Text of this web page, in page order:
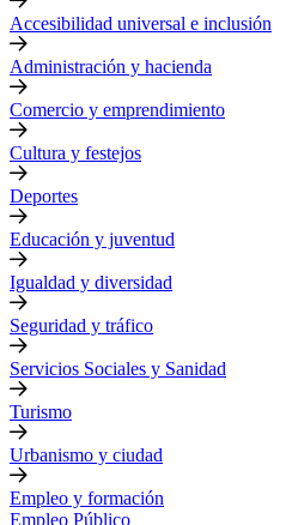
Accesibilidad universal e inclusión
Administración y hacienda
Comercio y emprendimiento
Cultura y festejos
Deportes
Educación y juventud
Igualdad y diversidad
Seguridad y tráfico
Servicios Sociales y Sanidad
Turismo
Urbanismo y ciudad
Empleo y formación
Empleo Público